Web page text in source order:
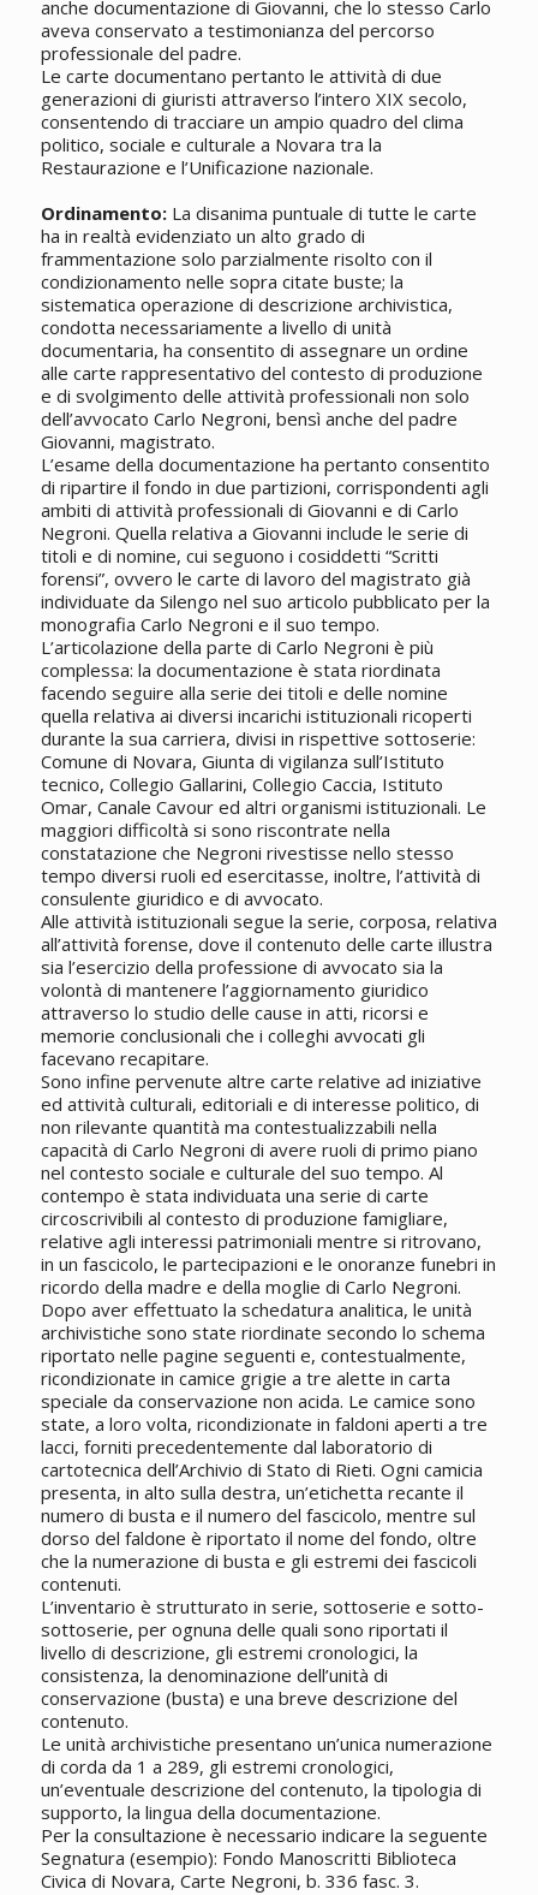
anche documentazione di Giovanni, che lo stesso Carlo
aveva conservato a testimonianza del percorso
professionale del padre.
Le carte documentano pertanto le attività di due
generazioni di giuristi attraverso l’intero XIX secolo,
consentendo di tracciare un ampio quadro del clima
politico, sociale e culturale a Novara tra la
Restaurazione e l’Unificazione nazionale.
Ordinamento:La disanima puntuale di tutte le carte
ha in realtà evidenziato un alto grado di
frammentazione solo parzialmente risolto con il
condizionamento nelle sopra citate buste; la
sistematica operazione di descrizione archivistica,
condotta necessariamente a livello di unità
documentaria, ha consentito di assegnare un ordine
alle carte rappresentativo del contesto di produzione
e di svolgimento delle attività professionali non solo
dell’avvocato Carlo Negroni, bensì anche del padre
Giovanni, magistrato.
L’esame della documentazione ha pertanto consentito
di ripartire il fondo in due partizioni, corrispondenti agli
ambiti di attività professionali di Giovanni e di Carlo
Negroni. Quella relativa a Giovanni include le serie di
titoli e di nomine, cui seguono i cosiddetti “Scritti
forensi”, ovvero le carte di lavoro del magistrato già
individuate da Silengo nel suo articolo pubblicato per la
monografia Carlo Negroni e il suo tempo.
L’articolazione della parte di Carlo Negroni è più
complessa: la documentazione è stata riordinata
facendo seguire alla serie dei titoli e delle nomine
quella relativa ai diversi incarichi istituzionali ricoperti
durante la sua carriera, divisi in rispettive sottoserie:
Comune di Novara, Giunta di vigilanza sull’Istituto
tecnico, Collegio Gallarini, Collegio Caccia, Istituto
Omar, Canale Cavour ed altri organismi istituzionali. Le
maggiori difficoltà si sono riscontrate nella
constatazione che Negroni rivestisse nello stesso
tempo diversi ruoli ed esercitasse, inoltre, l’attività di
consulente giuridico e di avvocato.
Alle attività istituzionali segue la serie, corposa, relativa
all’attività forense, dove il contenuto delle carte illustra
sia l’esercizio della professione di avvocato sia la
volontà di mantenere l’aggiornamento giuridico
attraverso lo studio delle cause in atti, ricorsi e
memorie conclusionali che i colleghi avvocati gli
facevano recapitare.
Sono infine pervenute altre carte relative ad iniziative
ed attività culturali, editoriali e di interesse politico, di
non rilevante quantità ma contestualizzabili nella
capacità di Carlo Negroni di avere ruoli di primo piano
nel contesto sociale e culturale del suo tempo. Al
contempo è stata individuata una serie di carte
circoscrivibili al contesto di produzione famigliare,
relative agli interessi patrimoniali mentre si ritrovano,
in un fascicolo, le partecipazioni e le onoranze funebri in
ricordo della madre e della moglie di Carlo Negroni.
Dopo aver effettuato la schedatura analitica, le unità
archivistiche sono state riordinate secondo lo schema
riportato nelle pagine seguenti e, contestualmente,
ricondizionate in camice grigie a tre alette in carta
speciale da conservazione non acida. Le camice sono
state, a loro volta, ricondizionate in faldoni aperti a tre
lacci, forniti precedentemente dal laboratorio di
cartotecnica dell’Archivio di Stato di Rieti. Ogni camicia
presenta, in alto sulla destra, un’etichetta recante il
numero di busta e il numero del fascicolo, mentre sul
dorso del faldone è riportato il nome del fondo, oltre
che la numerazione di busta e gli estremi dei fascicoli
contenuti.
L’inventario è strutturato in serie, sottoserie e sotto-
sottoserie, per ognuna delle quali sono riportati il
livello di descrizione, gli estremi cronologici, la
consistenza, la denominazione dell’unità di
conservazione (busta) e una breve descrizione del
contenuto.
Le unità archivistiche presentano un’unica numerazione
di corda da 1 a 289, gli estremi cronologici,
un’eventuale descrizione del contenuto, la tipologia di
supporto, la lingua della documentazione.
Per la consultazione è necessario indicare la seguente
Segnatura (esempio): Fondo Manoscritti Biblioteca
Civica di Novara, Carte Negroni, b. 336 fasc. 3.